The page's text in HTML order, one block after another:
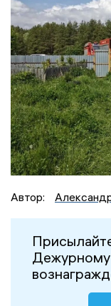
Автор:
Дежурному